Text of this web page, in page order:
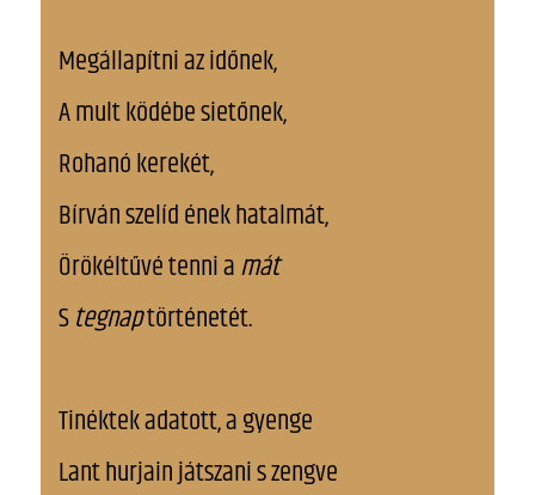
Megállapítni az időnek,
A mult ködébe sietőnek,
Rohanó kerekét,
Bírván szelíd ének hatalmát,
Örökéltűvé tenni amát
Stegnaptörténetét.
Tinéktek adatott, a gyenge
Lant hurjain játszani s zengve